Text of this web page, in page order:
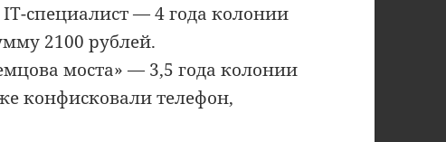
специалист — 4 года колонии
2100 рублей.
моста» — 3,5 года колонии
конфисковали телефон,